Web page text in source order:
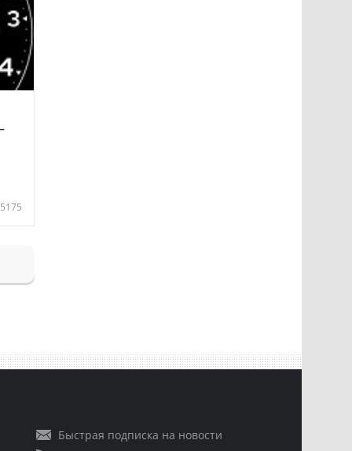
5175
Быстрая подписка на новости